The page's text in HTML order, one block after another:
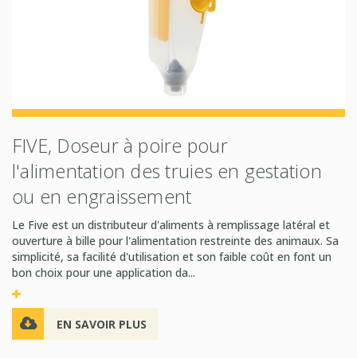
FIVE, Doseur à poire pour
l'alimentation des truies en gestation
ou en engraissement
Le Five est un distributeur d'aliments à remplissage latéral et
ouverture à bille pour l'alimentation restreinte des animaux. Sa
simplicité, sa facilité d'utilisation et son faible coût en font un
bon choix pour une application da...
EN SAVOIR PLUS